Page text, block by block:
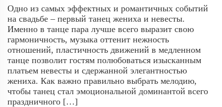
Одно из самых эффектных и романтичных событий
на свадьбе – первый танец жениха и невесты.
Именно в танце пара лучше всего выразит свою
гармоничность, музыка оттенит нежность
отношений, пластичность движений в медленном
танце позволит гостям полюбоваться изысканным
платьем невесты и сдержанной элегантностью
жениха. Как важно правильно выбрать мелодию,
чтобы танец стал эмоциональной доминантой всего
праздничного […]